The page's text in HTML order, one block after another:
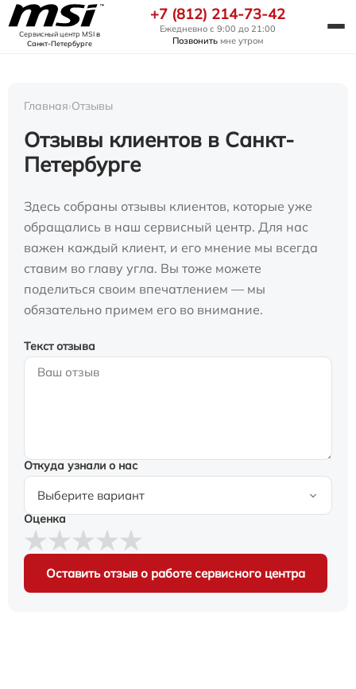
Сервисный центр MSIв
Санкт-Петербурге
+7 (812) 214-73-42
Ежедневно с 9:00 до 21:00
Позвонить мне утром
Главная›Отзывы
Отзывы клиентов в Санкт-
Петербурге
Здесь собраны отзывы клиентов, которые уже
обращались в наш сервисный центр. Для нас
важен каждый клиент, и его мнение мы всегда
ставим во главу угла. Вы тоже можете
поделиться своим впечатлением — мы
обязательно примем его во внимание.
Текст отзыва
Откуда узнали о нас
Оценка
Оставить отзыв о работе сервисного центра